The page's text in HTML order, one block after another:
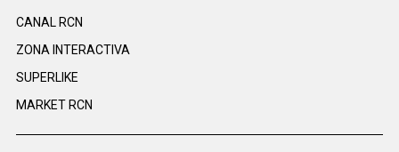
CANAL RCN
ZONA INTERACTIVA
SUPERLIKE
MARKET RCN